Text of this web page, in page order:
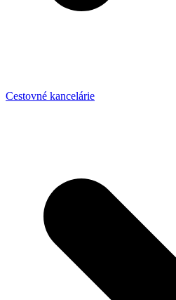
Cestovné kancelárie